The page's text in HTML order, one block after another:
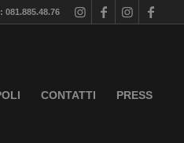
CONTATTI PRESS